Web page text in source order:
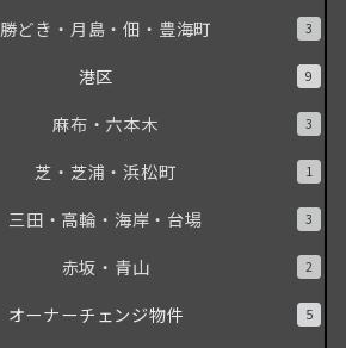
勝どき・月島・佃・豊海町 3
港区 9
麻布・六本木 3
芝・芝浦・浜松町 1
三田・高輪・海岸・台場 3
赤坂・青山 2
オーナーチェンジ物件 5